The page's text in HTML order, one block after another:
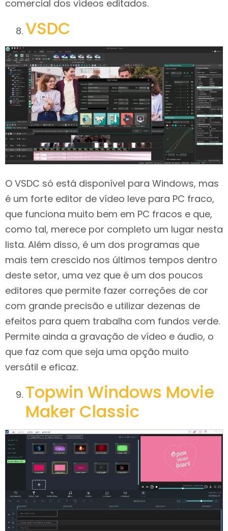
comercial dos vídeos editados.
VSDC
O VSDC só está disponível para Windows, mas
é um forte editor de vídeo leve para PC fraco,
que funciona muito bem em PC fracos e que,
como tal, merece por completo um lugar nesta
lista. Além disso, é um dos programas que
mais tem crescido nos últimos tempos dentro
deste setor, uma vez que é um dos poucos
editores que permite fazer correções de cor
com grande precisão e utilizar dezenas de
efeitos para quem trabalha com fundos verde.
Permite ainda a gravação de vídeo e áudio, o
que faz com que seja uma opção muito
versátil e eficaz.
Topwin Windows Movie
Maker Classic